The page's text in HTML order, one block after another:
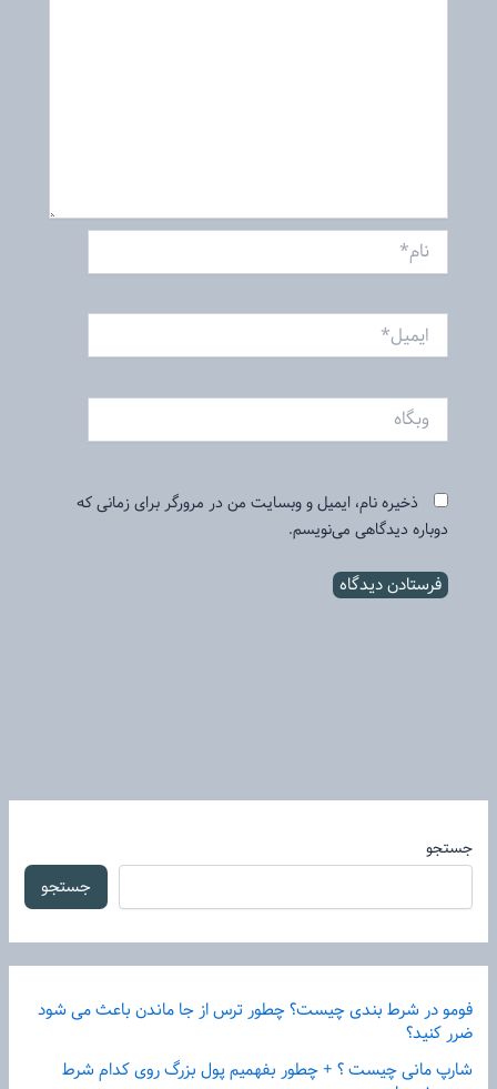
جستجو
جستجو
فومو در شرط بندی چیست؟ چطور ترس از جا ماندن باعث می شود
ضرر کنید؟
شارپ مانی چیست ؟ + چطور بفهمیم پول بزرگ روی کدام شرط
نام*
ایمیل*
ذخیره نام، ایمیل و وبسایت من در مرورگر برای زمانی که
دوباره دیدگاهی می‌نویسم.